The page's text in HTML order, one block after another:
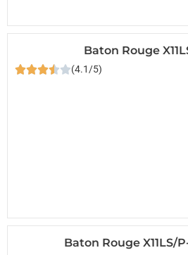
Baton Rouge
(4.1/5)
Baton Rouge X11LS/